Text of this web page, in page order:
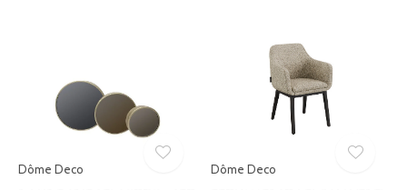
Dôme Deco Dôme Deco